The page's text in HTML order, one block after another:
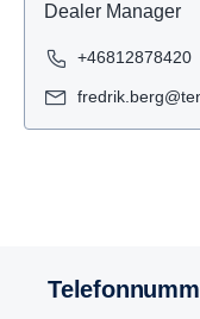
Dealer Manager
+46812878420